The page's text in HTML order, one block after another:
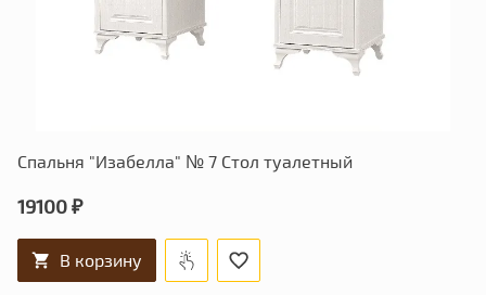
Спальня "Изабелла" № 7 Стол туалетный
19100 ₽
В корзину